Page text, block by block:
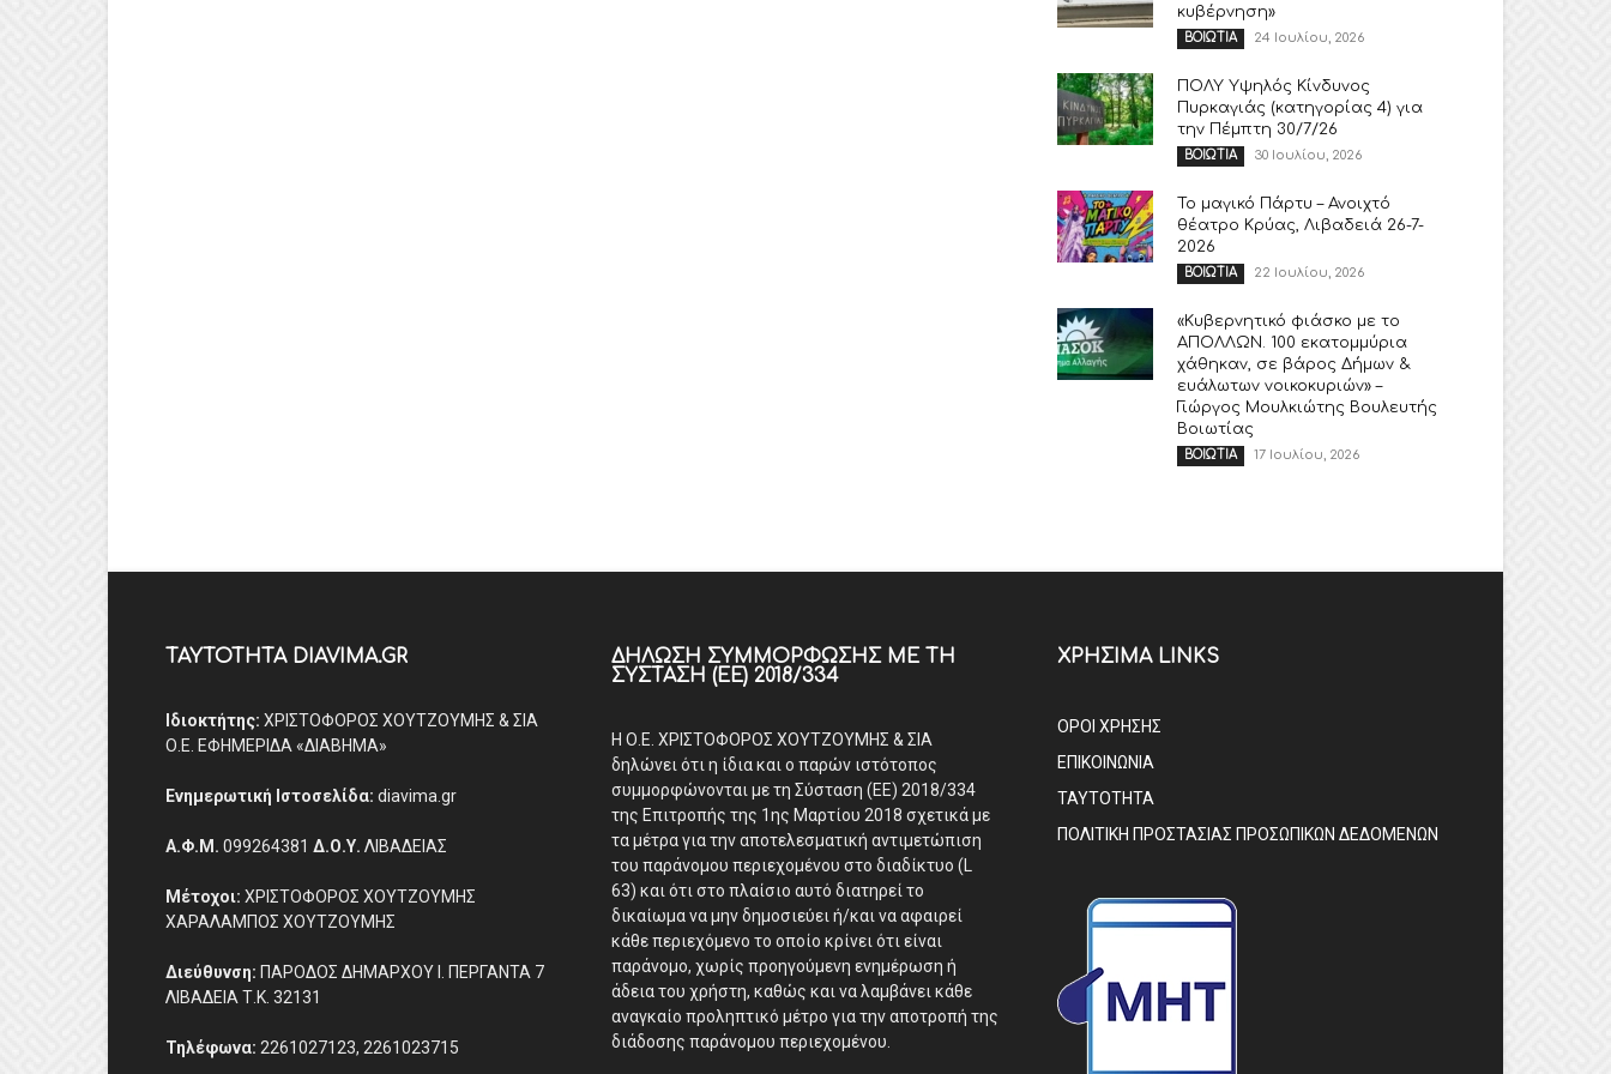
κυβέρνηση»
ΒΟΙΩΤΙΑ 24 Ιουλίου, 2026
ΠΟΛΥ Υψηλός Κίνδυνος
Πυρκαγιάς (κατηγορίας 4) για
την Πέμπτη 30/7/26
ΒΟΙΩΤΙΑ 30 Ιουλίου, 2026
Το μαγικό Πάρτυ – Ανοιχτό
θέατρο Κρύας, Λιβαδειά 26-7-
2026
ΒΟΙΩΤΙΑ 22 Ιουλίου, 2026
«Κυβερνητικό φιάσκο με το
ΑΠΟΛΛΩΝ. 100 εκατομμύρια
χάθηκαν, σε βάρος Δήμων &
ευάλωτων νοικοκυριών» –
Γιώργος Μουλκιώτης Βουλευτής
Βοιωτίας
ΒΟΙΩΤΙΑ 17 Ιουλίου, 2026
ΤΑΥΤΟΤΗΤΑ DIAVIMA.GR
Ιδιοκτήτης: ΧΡΙΣΤΟΦΟΡΟΣ ΧΟΥΤΖΟΥΜΗΣ & ΣΙΑ
Ο.Ε. ΕΦΗΜΕΡΙΔΑ «ΔΙΑΒΗΜΑ»
Ενημερωτική Ιστοσελίδα: diavima.gr
Α.Φ.Μ. 099264381 Δ.Ο.Υ. ΛΙΒΑΔΕΙΑΣ
Μέτοχοι: ΧΡΙΣΤΟΦΟΡΟΣ ΧΟΥΤΖΟΥΜΗΣ
ΧΑΡΑΛΑΜΠΟΣ ΧΟΥΤΖΟΥΜΗΣ
Διεύθυνση: ΠΑΡΟΔΟΣ ΔΗΜΑΡΧΟΥ Ι. ΠΕΡΓΑΝΤΑ 7
ΛΙΒΑΔΕΙΑ Τ.Κ. 32131
Τηλέφωνα: 2261027123, 2261023715
ΔΉΛΩΣΗ ΣΥΜΜΌΡΦΩΣΗΣ ΜΕ ΤΗ
ΣΎΣΤΑΣΗ (ΕΕ) 2018/334
Η Ο.Ε. ΧΡΙΣΤΟΦΟΡΟΣ ΧΟΥΤΖΟΥΜΗΣ & ΣΙΑ
δηλώνει ότι η ίδια και ο παρών ιστότοπος
συμμορφώνονται με τη Σύσταση (ΕΕ) 2018/334
της Επιτροπής της 1ης Μαρτίου 2018 σχετικά με
τα μέτρα για την αποτελεσματική αντιμετώπιση
του παράνομου περιεχομένου στο διαδίκτυο (L
63) και ότι στο πλαίσιο αυτό διατηρεί το
δικαίωμα να μην δημοσιεύει ή/και να αφαιρεί
κάθε περιεχόμενο το οποίο κρίνει ότι είναι
παράνομο, χωρίς προηγούμενη ενημέρωση ή
άδεια του χρήστη, καθώς και να λαμβάνει κάθε
αναγκαίο προληπτικό μέτρο για την αποτροπή της
διάδοσης παράνομου περιεχομένου.
ΧΡΗΣΙΜΑ LINKS
ΟΡΟΙ ΧΡΗΣΗΣ
ΕΠΙΚΟΙΝΩΝΙΑ
ΤΑΥΤΟΤΗΤΑ
ΠΟΛΙΤΙΚΗ ΠΡΟΣΤΑΣΙΑΣ ΠΡΟΣΩΠΙΚΩΝ ΔΕΔΟΜΕΝΩΝ